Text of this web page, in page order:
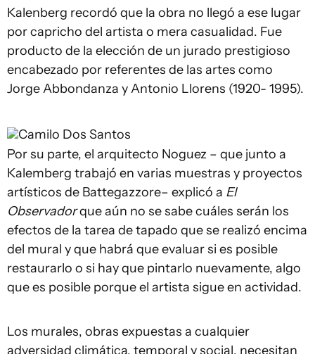
Kalenberg recordó que la obra no llegó a ese lugar
por capricho del artista o mera casualidad. Fue
producto de la elección de un jurado prestigioso
encabezado por referentes de las artes como
Jorge Abbondanza y Antonio Llorens (1920- 1995).
Camilo Dos Santos
Por su parte, el arquitecto Noguez – que junto a
Kalemberg trabajó en varias muestras y proyectos
artísticos de Battegazzore– explicó a El
Observadorque aún no se sabe cuáles serán los
efectos de la tarea de tapado que se realizó encima
del mural y que habrá que evaluar si es posible
restaurarlo o si hay que pintarlo nuevamente, algo
que es posible porque el artista sigue en actividad.
Los murales, obras expuestas a cualquier
adversidad climática, temporal y social, necesitan